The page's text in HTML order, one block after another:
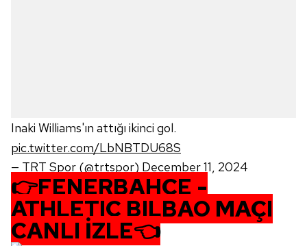
Inaki Williams'ın attığı ikinci gol.
pic.twitter.com/LbNBTDU68S
— TRT Spor (@trtspor) December 11, 2024
👉FENERBAHÇE -
ATHLETIC BILBAO MAÇI
CANLI İZLE👈